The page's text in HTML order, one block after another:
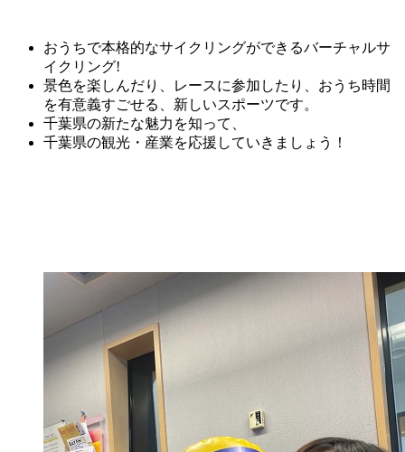
おうちで本格的なサイクリングができるバーチャルサ
イクリング!
景色を楽しんだり、レースに参加したり、おうち時間
を有意義すごせる、新しいスポーツです。
千葉県の新たな魅力を知って、
千葉県の観光・産業を応援していきましょう！